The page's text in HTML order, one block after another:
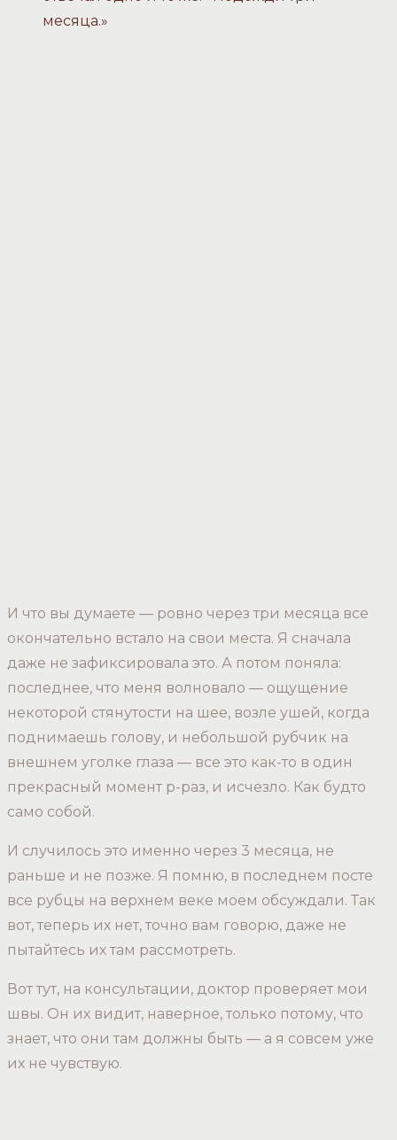
месяца.»
И что вы думаете — ровно через три месяца все
окончательно встало на свои места. Я сначала
даже не зафиксировала это. А потом поняла:
последнее, что меня волновало — ощущение
некоторой стянутости на шее, возле ушей, когда
поднимаешь голову, и небольшой рубчик на
внешнем уголке глаза — все это как-то в один
прекрасный момент р-раз, и исчезло. Как будто
само собой.
И случилось это именно через 3 месяца, не
раньше и не позже. Я помню, в последнем посте
все рубцы на верхнем веке моем обсуждали. Так
вот, теперь их нет, точно вам говорю, даже не
пытайтесь их там рассмотреть.
Вот тут, на консультации, доктор проверяет мои
швы. Он их видит, наверное, только потому, что
знает, что они там должны быть — а я совсем уже
их не чувствую.